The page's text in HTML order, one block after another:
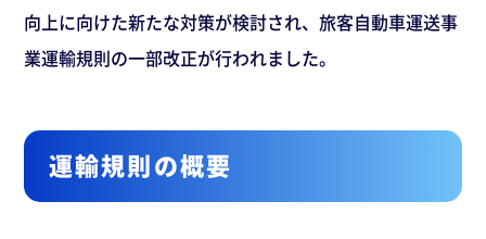
向上に向けた新たな対策が検討され、旅客自動車運送事
業運輸規則の一部改正が行われました。
運輸規則の概要